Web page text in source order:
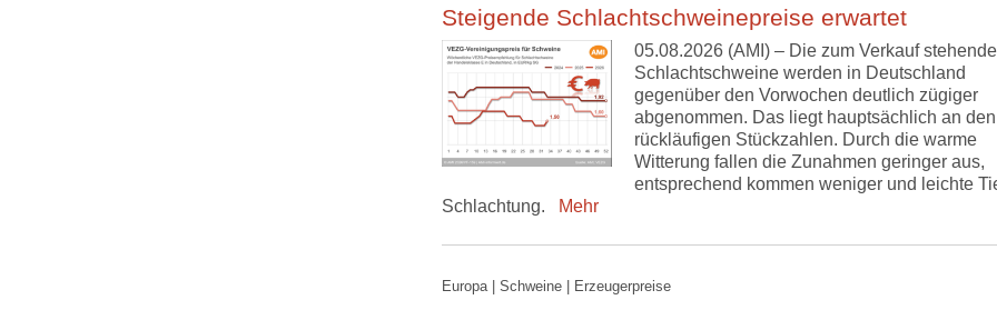
Steigende Schlachtschweinepreise erwartet
05.08.2026 (AMI) – Die zum Verkauf
Schlachtschweine werden in Deutschland
gegenüber den Vorwochen deutlich zügiger
abgenommen. Das liegt hauptsächlich an den
rückläufigen Stückzahlen. Durch die warme
Witterung fallen die Zunahmen geringer aus,
entsprechend kommen weniger und leichte
Schlachtung.
Mehr
Europa | Schweine | Erzeugerpreise